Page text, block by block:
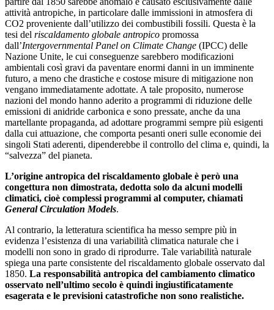
attività antropiche, in particolare dalle immissioni in atmosfera di
CO2 proveniente dall’utilizzo dei combustibili fossili. Questa è la
tesi del riscaldamento globale antropico promossa
dall’Intergovernmental Panel on Climate Change (IPCC) delle
Nazione Unite, le cui conseguenze sarebbero modificazioni
ambientali così gravi da paventare enormi danni in un imminente
futuro, a meno che drastiche e costose misure di mitigazione non
vengano immediatamente adottate. A tale proposito, numerose
nazioni del mondo hanno aderito a programmi di riduzione delle
emissioni di anidride carbonica e sono pressate, anche da una
martellante propaganda, ad adottare programmi sempre più esigenti
dalla cui attuazione, che comporta pesanti oneri sulle economie dei
singoli Stati aderenti, dipenderebbe il controllo del clima e, quindi, la
“salvezza” del pianeta.
L’origine antropica del riscaldamento globale è però una
congettura non dimostrata, dedotta solo da alcuni modelli
climatici, cioè complessi programmi al computer, chiamati
General Circulation Models.
Al contrario, la letteratura scientifica ha messo sempre più in
evidenza l’esistenza di una variabilità climatica naturale che i
modelli non sono in grado di riprodurre. Tale variabilità naturale
spiega una parte consistente del riscaldamento globale osservato dal
1850. La responsabilità antropica del cambiamento climatico
osservato nell’ultimo secolo è quindi ingiustificatamente
esagerata e le previsioni catastrofiche non sono realistiche.